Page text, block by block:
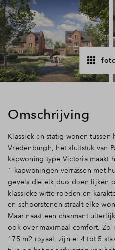
Omschrijving
Klassiek en statig wonen tussen
Vredenburgh, het sluitstuk van
kapwoning type Victoria maakt
1 kapwoningen verrassen met
gevels die elk duo doen lijken
klassieke witte roeden en
en schoorstenen straalt elke
Maar naast een charmant
ook over maximaal comfort. Zo
175 m2 royaal, zijn er 4 tot 5